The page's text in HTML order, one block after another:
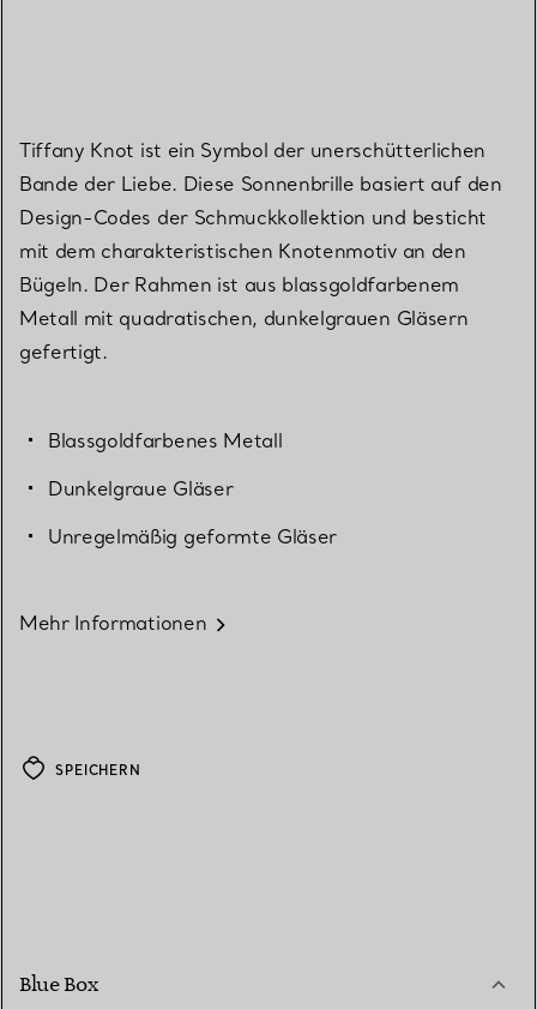
Tiffany Knot ist ein Symbol der unerschütterlichen
Bande der Liebe. Diese Sonnenbrille basiert auf den
Design-Codes der Schmuckkollektion und besticht
mit dem charakteristischen Knotenmotiv an den
Bügeln. Der Rahmen ist aus blassgoldfarbenem
Metall mit quadratischen, dunkelgrauen Gläsern
gefertigt.
Blassgoldfarbenes Metall
Dunkelgraue Gläser
Unregelmäßig geformte Gläser
Mehr Informationen
SPEICHERN
Blue Box